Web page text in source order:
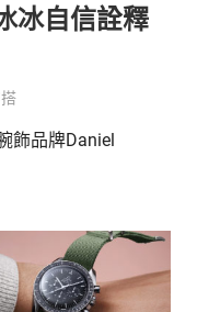
冰自信詮釋
飾品牌Daniel